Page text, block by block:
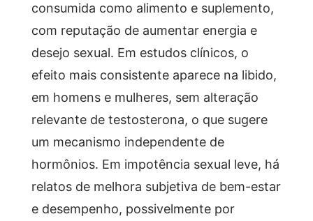
consumida como alimento e suplemento,
com reputação de aumentar energia e
desejo sexual. Em estudos clínicos, o
efeito mais consistente aparece na libido,
em homens e mulheres, sem alteração
relevante de testosterona, o que sugere
um mecanismo independente de
hormônios. Em impotência sexual leve, há
relatos de melhora subjetiva de bem-estar
e desempenho, possivelmente por